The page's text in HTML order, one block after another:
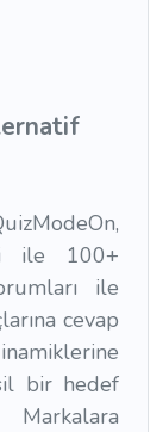
ile 100+
ile
cevap
bir hedef